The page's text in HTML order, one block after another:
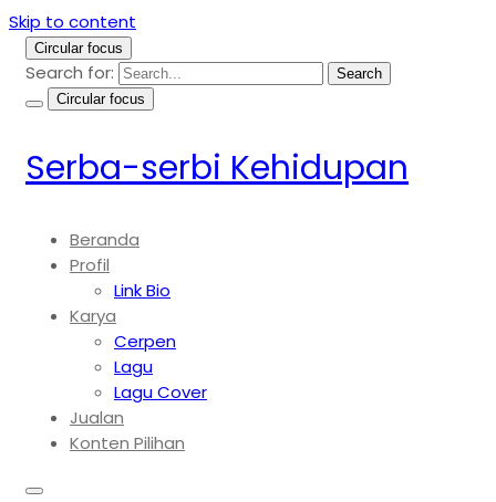
Skip to content
Circular focus
Search for:
Search
Circular focus
Serba-serbi Kehidupan
Beranda
Profil
Link Bio
Karya
Cerpen
Lagu
Lagu Cover
Jualan
Konten Pilihan